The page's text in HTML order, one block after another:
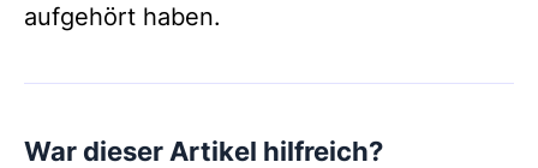
aufgehört haben.
War dieser Artikel hilfreich?